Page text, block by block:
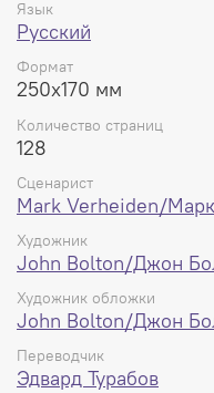
издательства Dark
официальное
набросками Джона
опыт теперь
Твердый переплет,
Язык
Русский
Формат
250x170 мм
Количество страниц
128
Сценарист
Mark Verheiden/
Художник
John Bolton/Джон
Художник обложки
John Bolton/Джон
Переводчик
Эдвард Турабов